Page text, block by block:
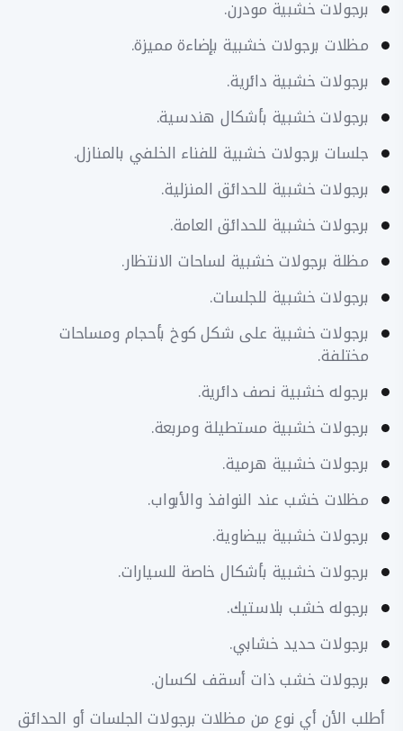
برجولات خشبية مودرن.
مظلات برجولات خشبية بإضاءة مميزة.
برجولات خشبية دائرية.
برجولات خشبية بأشكال هندسية.
جلسات برجولات خشبية للفناء الخلفي بالمنازل.
برجولات خشبية للحدائق المنزلية.
برجولات خشبية للحدائق العامة.
مظلة برجولات خشبية لساحات الانتظار.
برجولات خشبية للجلسات.
برجولات خشبية على شكل كوخ بأحجام ومساحات
مختلفة.
برجوله خشبية نصف دائرية.
برجولات خشبية مستطيلة ومربعة.
برجولات خشبية هرمية.
مظلات خشب عند النوافذ والأبواب.
برجولات خشبية بيضاوية.
برجولات خشبية بأشكال خاصة للسيارات.
برجوله خشب بلاستيك.
برجولات حديد خشابي.
برجولات خشب ذات أسقف لكسان.
أطلب الأن أي نوع من مظلات برجولات الجلسات أو الحدائق